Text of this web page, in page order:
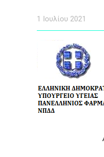
1 Ιουλίου 2021